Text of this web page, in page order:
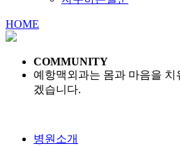
HOME
COMMUNITY
예항맥외과는 몸과 마음을 치
겠습니다.
병원소개